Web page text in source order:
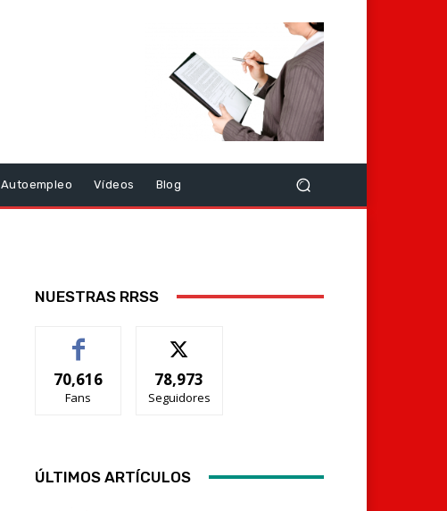
Autoempleo Vídeos Blog
Telegram
NUESTRAS RRSS
70,616
Fans
78,973
Seguidores
ÚLTIMOS ARTÍCULOS